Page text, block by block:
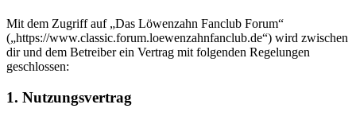
Mit dem Zugriff auf „Das Löwenzahn Fanclub Forum“
(„https://www.classic.forum.loewenzahnfanclub.de“) wird zwischen
dir und dem Betreiber ein Vertrag mit folgenden Regelungen
geschlossen:
1. Nutzungsvertrag